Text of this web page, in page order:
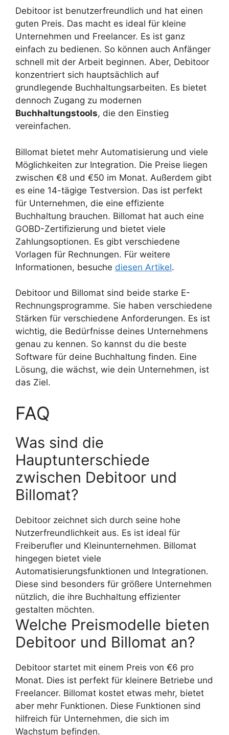
Debitoor ist benutzerfreundlich und hat einen
guten Preis. Das macht es ideal für kleine
Unternehmen und Freelancer. Es ist ganz
einfach zu bedienen. So können auch Anfänger
schnell mit der Arbeit beginnen. Aber, Debitoor
konzentriert sich hauptsächlich auf
grundlegende Buchhaltungsarbeiten. Es bietet
dennoch Zugang zu modernen
Buchhaltungstools, die den Einstieg
vereinfachen.
Billomat bietet mehr Automatisierung und viele
Möglichkeiten zur Integration. Die Preise liegen
zwischen €8 und €50 im Monat. Außerdem gibt
es eine 14-tägige Testversion. Das ist perfekt
für Unternehmen, die eine effiziente
Buchhaltung brauchen. Billomat hat auch eine
GOBD-Zertifizierung und bietet viele
Zahlungsoptionen. Es gibt verschiedene
Vorlagen für Rechnungen. Für weitere
Informationen, besuche diesen Artikel.
Debitoor und Billomat sind beide starke E-
Rechnungsprogramme. Sie haben verschiedene
Stärken für verschiedene Anforderungen. Es ist
wichtig, die Bedürfnisse deines Unternehmens
genau zu kennen. So kannst du die beste
Software für deine Buchhaltung finden. Eine
Lösung, die wächst, wie dein Unternehmen, ist
das Ziel.
FAQ
Was sind die
Hauptunterschiede
zwischen Debitoor und
Billomat?
Debitoor zeichnet sich durch seine hohe
Nutzerfreundlichkeit aus. Es ist ideal für
Freiberufler und Kleinunternehmen. Billomat
hingegen bietet viele
Automatisierungsfunktionen und Integrationen.
Diese sind besonders für größere Unternehmen
nützlich, die ihre Buchhaltung effizienter
gestalten möchten.
Welche Preismodelle bieten
Debitoor und Billomat an?
Debitoor startet mit einem Preis von €6 pro
Monat. Dies ist perfekt für kleinere Betriebe und
Freelancer. Billomat kostet etwas mehr, bietet
aber mehr Funktionen. Diese Funktionen sind
hilfreich für Unternehmen, die sich im
Wachstum befinden.